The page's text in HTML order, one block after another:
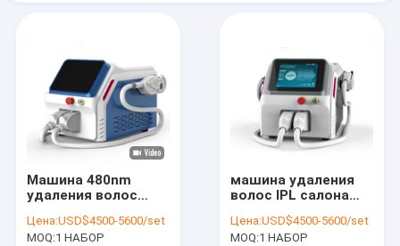
Машина 480nm
удаления волос
1500W
Цена:USD$4500-5600/set
MOQ:1 НАБОР
машина удаления
волос IPL салона
многофункциональная
Цена:USD$4500-5600/set
MOQ:1 НАБОР